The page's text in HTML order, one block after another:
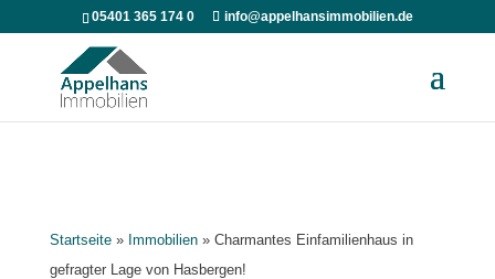
05401 365 174 0 info@appelhansimmobilien.de
Startseite» Immobilien» Charmantes Einfamilienhaus in
gefragter Lage von Hasbergen!